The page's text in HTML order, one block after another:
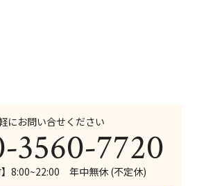
にお問い合せください
3560-7720
】8:00~22:00 年中無休 (不定休)